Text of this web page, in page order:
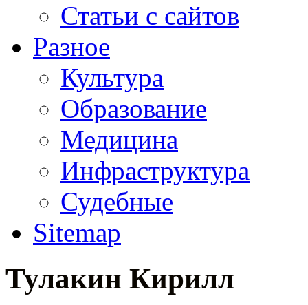
Статьи с сайтов
Разное
Культура
Образование
Медицина
Инфраструктура
Судебные
Sitemap
Тулакин Кирилл